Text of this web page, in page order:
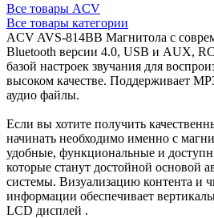
Все товары ACV
Все товары категории
ACV AVS-814BB Магнитола с
Bluetooth версии 4.0, USB и AUX,
базой настроек звучания для
высоком качестве. Поддерживает
аудио файлы.
Если вы хотите получить
начинать необходимо именно с
удобные, функциональные и
которые станут достойной основой
системы. Визуализацию контента и
информации обеспечивает
LCD дисплей .